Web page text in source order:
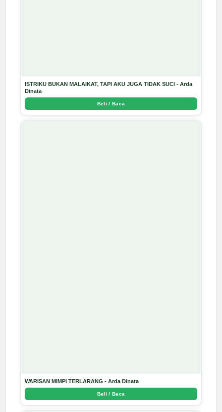
ISTRIKU BUKAN MALAIKAT, TAPI AKU JUGA TIDAK SUCI - Arda
Dinata
Beli / Baca
WARISAN MIMPI TERLARANG - Arda Dinata
Beli / Baca